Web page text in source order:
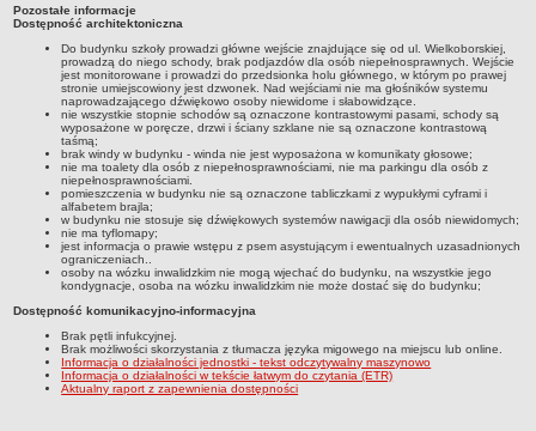
Pozostałe informacje
Dostępność architektoniczna
Do budynku szkoły prowadzi główne wejście znajdujące się od ul. Wielkoborskiej,
prowadzą do niego schody, brak podjazdów dla osób niepełnosprawnych. Wejście
jest monitorowane i prowadzi do przedsionka holu głównego, w którym po prawej
stronie umiejscowiony jest dzwonek. Nad wejściami nie ma głośników systemu
naprowadzającego dźwiękowo osoby niewidome i słabowidzące.
nie wszystkie stopnie schodów są oznaczone kontrastowymi pasami, schody są
wyposażone w poręcze, drzwi i ściany szklane nie są oznaczone kontrastową
taśmą;
brak windy w budynku - winda nie jest wyposażona w komunikaty głosowe;
nie ma toalety dla osób z niepełnosprawnościami, nie ma parkingu dla osób z
niepełnosprawnościami.
pomieszczenia w budynku nie są oznaczone tabliczkami z wypukłymi cyframi i
alfabetem brajla;
w budynku nie stosuje się dźwiękowych systemów nawigacji dla osób niewidomych;
nie ma tyflomapy;
jest informacja o prawie wstępu z psem asystującym i ewentualnych uzasadnionych
ograniczeniach..
osoby na wózku inwalidzkim nie mogą wjechać do budynku, na wszystkie jego
kondygnacje, osoba na wózku inwalidzkim nie może dostać się do budynku;
Dostępność komunikacyjno-informacyjna
Brak pętli infukcyjnej.
Brak możliwości skorzystania z tłumacza języka migowego na miejscu lub online.
Informacja o działalności jednostki - tekst odczytywalny maszynowo
Informacja o działalności w tekście łatwym do czytania (ETR)
Aktualny raport z zapewnienia dostępności